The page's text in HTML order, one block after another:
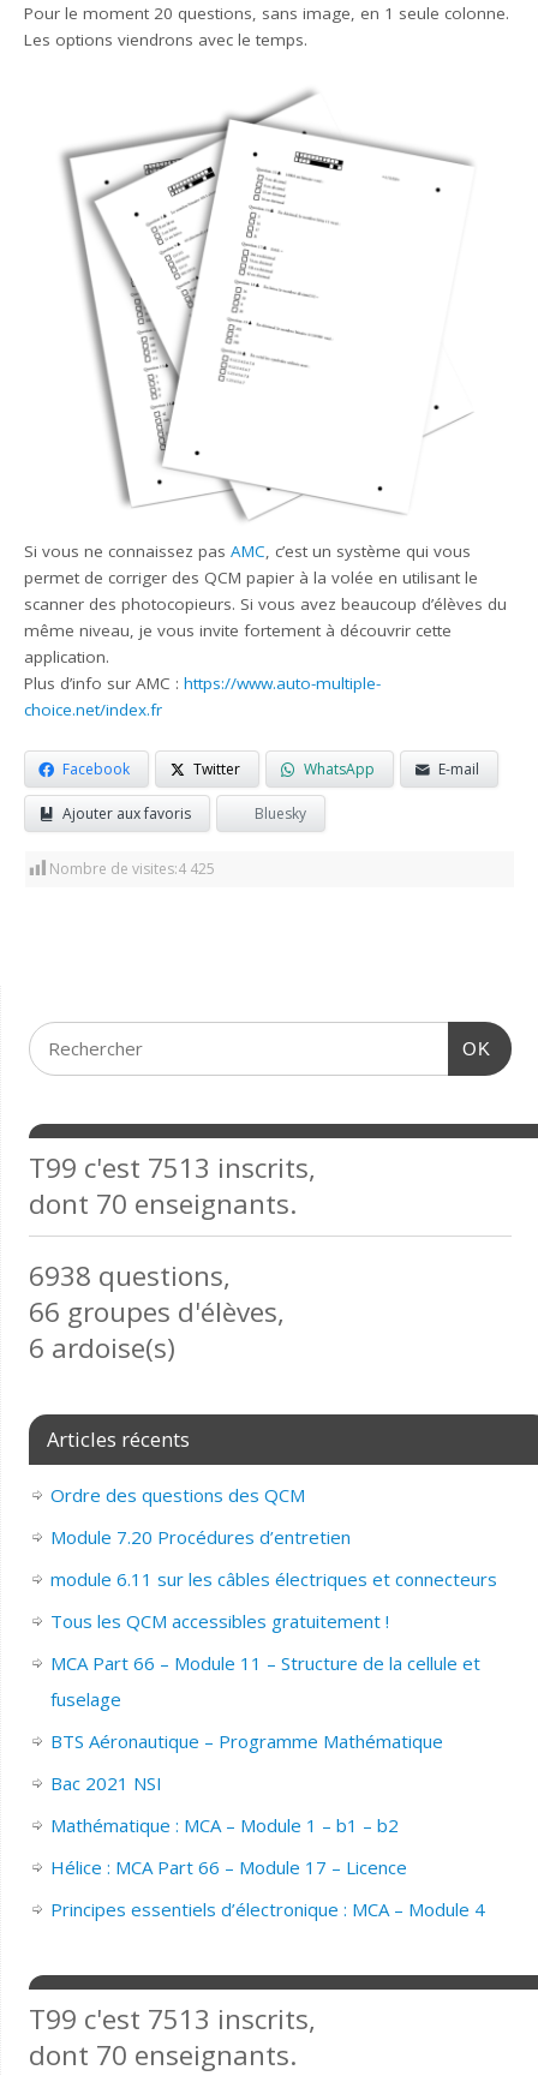
Pour le moment 20 questions, sans image, en 1 seule colonne.
Les options viendrons avec le temps.
Si vous ne connaissez pasAMC, c’est un système qui vous
permet de corriger des QCM papier à la volée en utilisant le
scanner des photocopieurs. Si vous avez beaucoup d’élèves du
même niveau, je vous invite fortement à découvrir cette
application.
Plus d’info sur AMC :https://www.auto-multiple-
choice.net/index.fr
Facebook Twitter WhatsApp E-mail
Ajouter aux favoris Bluesky
Nombre de visites:4 425
OK
T99 c'est 7513 inscrits,
dont 70 enseignants.
6938 questions,
66 groupes d'élèves,
6 ardoise(s)
Articles récents
Ordre des questions des QCM
Module 7.20 Procédures d’entretien
module 6.11 sur les câbles électriques et connecteurs
Tous les QCM accessibles gratuitement !
MCA Part 66 – Module 11 – Structure de la cellule et
fuselage
BTS Aéronautique – Programme Mathématique
Bac 2021 NSI
Mathématique : MCA – Module 1 – b1 – b2
Hélice : MCA Part 66 – Module 17 – Licence
Principes essentiels d’électronique : MCA – Module 4
T99 c'est 7513 inscrits,
dont 70 enseignants.